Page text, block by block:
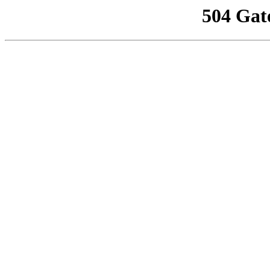
504